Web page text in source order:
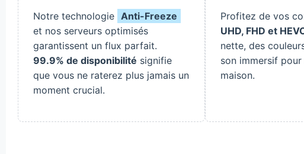
Notre technologie Anti-Freeze
et nos serveurs optimisés
garantissent un flux parfait.
99.9% de disponibilité signifie
que vous ne raterez plus jamais un
moment crucial.
Profitez de vos
UHD, FHD et
nette, des
son immersif
maison.